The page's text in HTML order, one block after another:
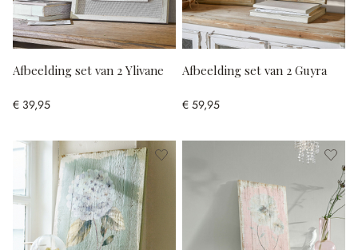
Afbeelding set van 2 Ylivane
€ 39,95
Afbeelding set van 2 Guyra
€ 59,95